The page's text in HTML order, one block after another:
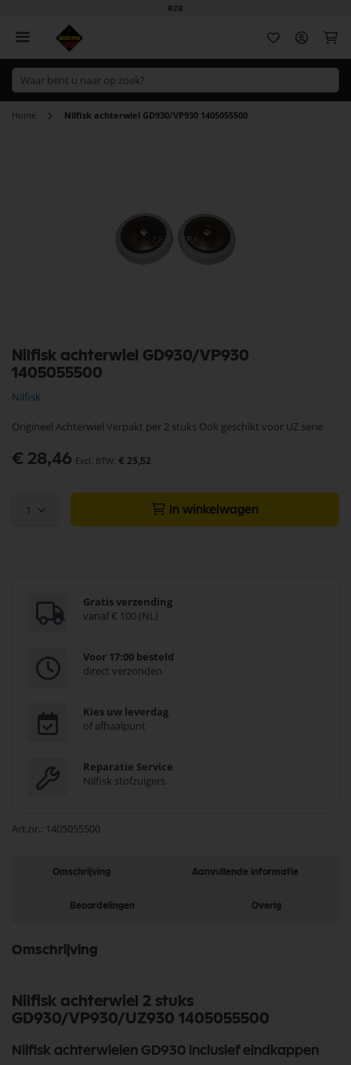
B2B
Home Nilfisk achterwiel GD930/VP930 1405055500
Nilfisk achterwiel GD930/VP930
1405055500
Nilfisk
Origineel Achterwiel Verpakt per 2 stuks Ook geschikt voor UZ serie
€ 28,46 € 23,52
1 In winkelwagen
Gratis verzending
vanaf € 100 (NL)
Voor 17:00 besteld
direct verzonden
Kies uw leverdag
of afhaalpunt
Reparatie Service
Nilfisk stofzuigers
Art.nr. 1405055500
naar
het
van
afbeeldingen-
Omschrijving Aanvullende informatie
Beoordelingen Overig
Omschrijving
Nilfisk achterwiel 2 stuks
GD930/VP930/UZ930 1405055500
Nilfisk achterwielen GD930 inclusief eindkappen